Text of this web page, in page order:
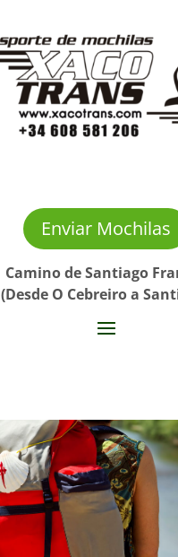
Enviar Mochilas
Camino de Santiago
(Desde O Cebreiro a